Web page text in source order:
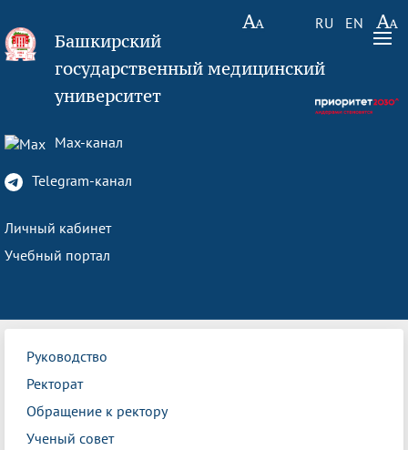
RU EN
Башкирский
государственный медицинский
университет
Max-канал
Telegram-канал
Личный кабинет
Учебный портал
Руководство
Ректорат
Обращение к ректору
Ученый совет